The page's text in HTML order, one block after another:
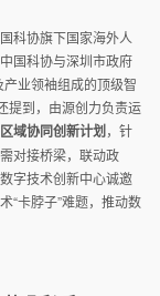
科协旗下国家海外人
国科协与深圳市政府
业领袖组成的顶级智
提到，由源创力负责运
区域协同创新计划 ，针
对接桥梁，联动政
字技术创新中心诚邀
“卡脖子”难题，推动数